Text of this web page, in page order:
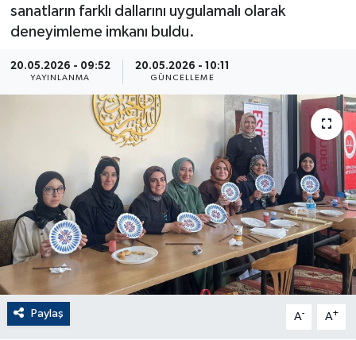
sanatların farklı dallarını uygulamalı olarak
deneyimleme imkanı buldu.
20.05.2026 - 09:52
YAYINLANMA
20.05.2026 - 10:11
GÜNCELLEME
Paylaş A- A+
ÇEVRE
Dış Haberler
EKONOMİ
English News
Finans
Flaş Haber